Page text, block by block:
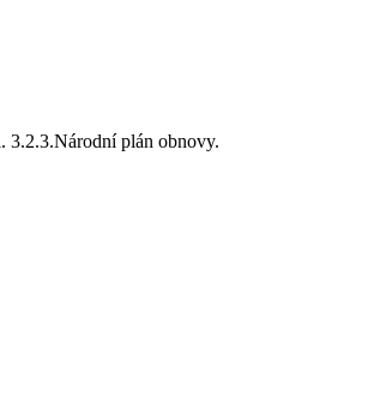
3.2.3.Národní plán obnovy.